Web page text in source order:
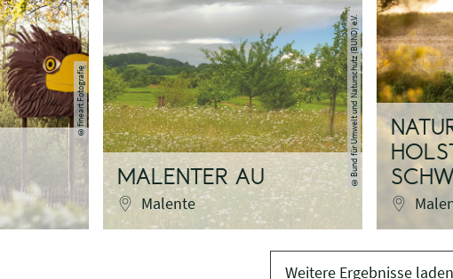
©
fineart Fotografie
©
Bund für Umwelt und Naturschutz (BUND) e.V.
MALENTER AU
Malente
Weitere Ergebnisse laden